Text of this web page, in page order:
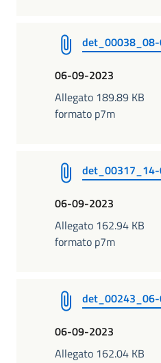
06-09-2023
Allegato 189.89 KB
formato p7m
06-09-2023
Allegato 162.94 KB
formato p7m
06-09-2023
Allegato 162.04 KB